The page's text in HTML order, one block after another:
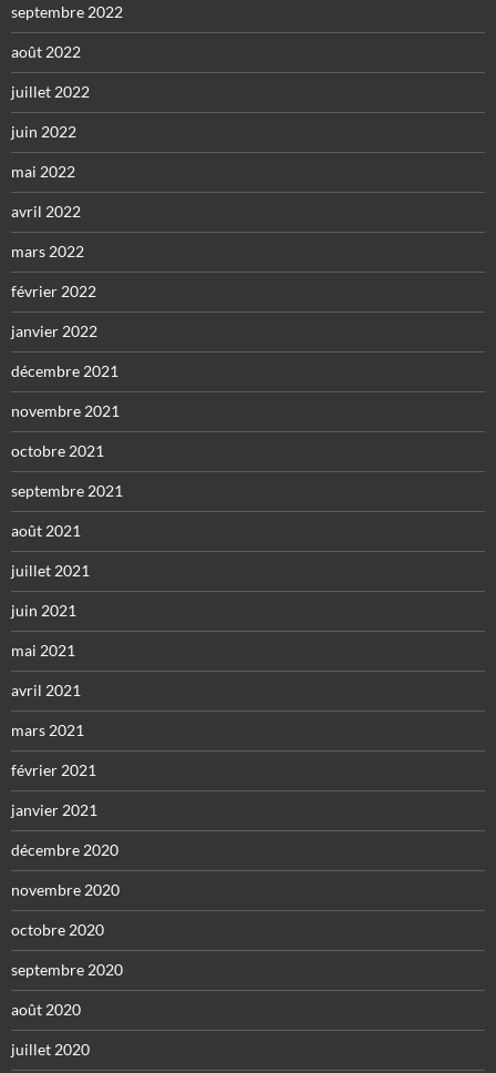
septembre 2022
août 2022
juillet 2022
juin 2022
mai 2022
avril 2022
mars 2022
février 2022
janvier 2022
décembre 2021
novembre 2021
octobre 2021
septembre 2021
août 2021
juillet 2021
juin 2021
mai 2021
avril 2021
mars 2021
février 2021
janvier 2021
décembre 2020
novembre 2020
octobre 2020
septembre 2020
août 2020
juillet 2020